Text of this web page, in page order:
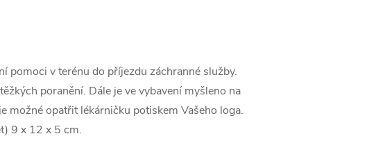
pomoci v terénu do příjezdu záchranné služby.
poranění. Dále je ve vybavení myšleno na
možné opatřit lékárničku potiskem Vašeho loga.
9 x 12 x 5 cm.